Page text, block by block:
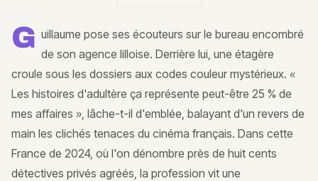
G uillaume pose ses écouteurs sur le bureau encombré
de son agence lilloise. Derrière lui, une étagère
croule sous les dossiers aux codes couleur mystérieux. «
Les histoires d'adultère ça représente peut-être 25 % de
mes affaires », lâche-t-il d'emblée, balayant d'un revers de
main les clichés tenaces du cinéma français. Dans cette
France de 2024, où l'on dénombre près de huit cents
détectives privés agréés, la profession vit une